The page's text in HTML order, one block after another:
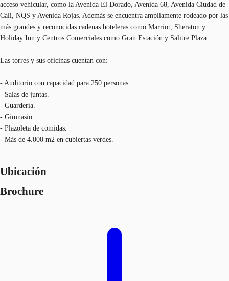
acceso vehicular, como la Avenida El Dorado, Avenida 68, Avenida Ciudad de
Cali, NQS y Avenida Rojas. Además se encuentra ampliamente rodeado por las
más grandes y reconocidas cadenas hoteleras como Marriot, Sheraton y
Holiday Inn y Centros Comerciales como Gran Estación y Salitre Plaza.
Las torres y sus oficinas cuentan con:
- Auditorio con capacidad para 250 personas.
- Salas de juntas.
- Guardería.
- Gimnasio.
- Plazoleta de comidas.
- Más de 4.000 m2 en cubiertas verdes.
Ubicación
Brochure